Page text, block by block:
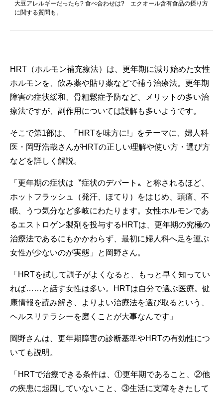
大豆アレルギーだったら? 食べ合わせは? エクオール含有食品の摂り方
に関する質問も。
HRT（ホルモン補充療法）は、更年期に減り始めた女性
ホルモンを、飲み薬や貼り薬などで補う治療法。更年期
障害の症状緩和、骨粗鬆症予防など、メリットの多い治
療法ですが、副作用については誤解も多いようです。
そこで第1部は、「HRTを味方に!」をテーマに、婦人科
医・岡野浩哉さんがHRTの正しい理解や使い方・選び方
などを詳しく解説。
「更年期の症状は〝症状のデパート〟と称されるほど、
ホットフラッシュ（発汗、ほてり）をはじめ、頭痛、不
眠、うつ気分など多岐にわたります。女性ホルモンであ
るエストロゲン製剤を投与するHRTは、更年期の究極の
治療法であるにもかかわらず、最初に婦人科へ足を運ぶ
女性が少ないのが実態」と岡野さん。
「HRTを試して調子がよくなると、もっと早く知ってい
れば……と話す女性は多い。HRTは自分で選ぶ医療。健
康情報を読み解き、よりよい治療法を選び取るという、
ヘルスリテラシーを磨くことが大事なんです」
岡野さんは、更年期障害の診断基準やHRTの有効性につ
いても説明。
「HRTで治療できる条件は、①更年期であること、②他
の疾患に起因していないこと、③生活に支障をきたして